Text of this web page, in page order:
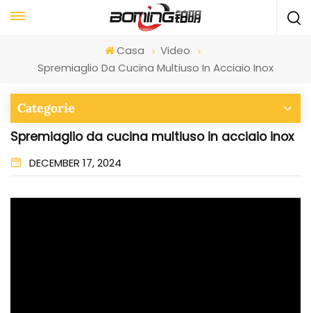
Casa
Video
Spremiaglio Da Cucina Multiuso In Acciaio Inox
Categorie
Spremiaglio da cucina multiuso in acciaio inox
DECEMBER 17, 2024